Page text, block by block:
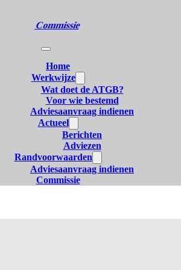
Commissie
Home
Werkwijze
Wat doet de ATGB?
Voor wie bestemd
Adviesaanvraag indienen
Actueel
Berichten
Adviezen
Randvoorwaarden
Adviesaanvraag indienen
Commissie